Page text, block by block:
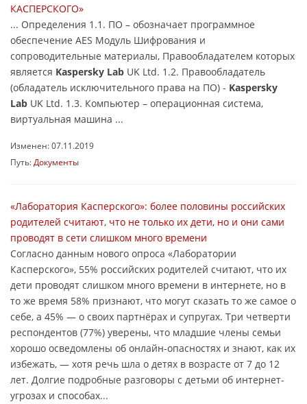
КАСПЕРСКОГО»
... Определения 1.1. ПО – обозначает программное
обеспечение AES Модуль Шифрования и
сопроводительные материалы, Правообладателем которых
является Kaspersky Lab UK Ltd. 1.2. Правообладатель
(обладатель исключительного права на ПО) - Kaspersky
Lab UK Ltd. 1.3. Компьютер – операционная система,
виртуальная машина ...
Изменен: 07.11.2019
Путь: Документы
«Лаборатория Касперского»: более половины российских
родителей считают, что не только их дети, но и они сами
проводят в сети слишком много времени
Согласно данным нового опроса «Лаборатории
Касперского», 55% российских родителей считают, что их
дети проводят слишком много времени в интернете, но в
то же время 58% признают, что могут сказать то же самое о
себе, а 45% — о своих партнёрах и супругах. Три четверти
респондентов (77%) уверены, что младшие члены семьи
хорошо осведомлены об онлайн-опасностях и знают, как их
избежать, — хотя речь шла о детях в возрасте от 7 до 12
лет. Долгие подробные разговоры с детьми об интернет-
угрозах и способах...